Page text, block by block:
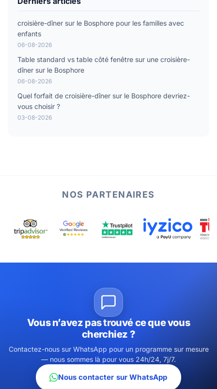
croisière-dîner sur le Bosphore pour les familles avec
enfants
06-08-2026
Table standard vs table côté fenêtre sur une croisière-
dîner sur le Bosphore
06-08-2026
Quel forfait de croisière-dîner sur le Bosphore devriez-
vous choisir ?
03-08-2026
NOS PARTENAIRES
Vous n’avez pas trouvé ce que vous
cherchiez ?
Contactez-nous sur WhatsApp pour un programme sur mesure
— nous sommes là pour vous 24h/24, 7j/7.
Nous contacter sur WhatsApp